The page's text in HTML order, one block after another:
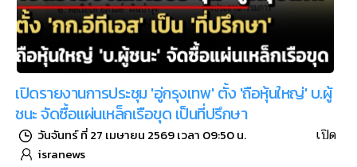
เปิดรายงานการประชุม 'อู่กรุงเทพ' ตั้ง 'ถือหุ้นใหญ่' บ.ผู้
ชนะ จัดซื้อแผ่นเหล็กเรือขุด เป็นที่ปรึกษา
วันจันทร์ ที่ 27 เมษายน 2569 เวลา 09:50 น.
isranews
เปิด